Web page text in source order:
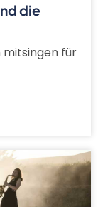
die
mitsingen für